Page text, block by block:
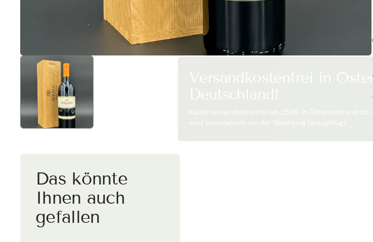
Versandkostenfrei in
Deutschland!
Kaufe versandkostenfrei ab 250€ in Österreich und ab
wird automatisch vor der Bezahlung hinzugefügt.
Das könnte
Ihnen auch
gefallen